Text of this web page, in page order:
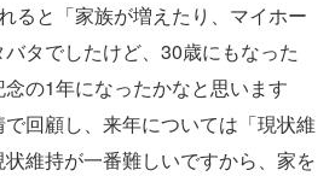
ると「家族が増えたり、マイホー
タでしたけど、30歳にもなった
の1年になったかなと思います
回顧し、来年については「現状維
維持が一番難しいですから、家を